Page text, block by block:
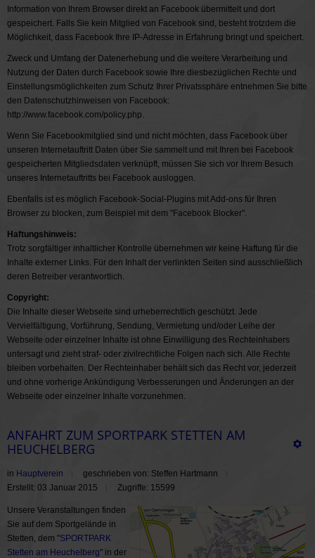
Information von Ihrem Browser direkt an Facebook übermittelt und dort
gespeichert. Falls Sie kein Mitglied von Facebook sind, besteht trotzdem die
Möglichkeit, dass Facebook Ihre IP-Adresse in Erfahrung bringt und speichert.
Zweck und Umfang der Datenerhebung und die weitere Verarbeitung und
Nutzung der Daten durch Facebook sowie Ihre diesbezüglichen Rechte und
Einstellungsmöglichkeiten zum Schutz Ihrer Privatssphäre entnehmen Sie bitte
den Datenschutzhinweisen von Facebook:
http://www.facebook.com/policy.php.
Wenn Sie Facebookmitglied sind und nicht möchten, dass Facebook über
unseren Internetauftritt Daten über Sie sammelt und mit Ihren bei Facebook
gespeicherten Mitgliedsdaten verknüpft, müssen Sie sich vor Ihrem Besuch
unseres Internetauftritts bei Facebook ausloggen.
Ebenfalls ist es möglich Facebook-Social-Plugins mit Add-ons für Ihren
Browser zu blocken, zum Beispiel mit dem "Facebook Blocker".
Haftungshinweis:
Trotz sorgfältiger inhaltlicher Kontrolle übernehmen wir keine Haftung für die
Inhalte externer Links. Für den Inhalt der verlinkten Seiten sind ausschließlich
deren Betreiber verantwortlich.
Copyright:
Die Inhalte dieser Webseite sind urheberrechtlich geschützt. Jede
Vervielfältigung, Vorführung, Sendung, Vermietung und/oder Leihe der
Webseite oder einzelner Inhalte ist ohne Einwilligung des Rechteinhabers
untersagt und zieht straf- oder zivilrechtliche Folgen nach sich. Alle Rechte
bleiben vorbehalten. Der Rechteinhaber behält sich das Recht vor, jederzeit
und ohne vorherige Ankündigung Verbesserungen und Änderungen an der
Webseite oder einzelner Inhalte vorzunehmen.
ANFAHRT ZUM SPORTPARK STETTEN AM
HEUCHELBERG
in Hauptverein
geschrieben von: Steffen Hartmann
Erstellt: 03 Januar 2015
Zugriffe: 15599
Unsere Veranstaltungen finden
Sie auf dem Sportgelände in
Stetten, dem "SPORTPARK
Stetten am Heuchelberg" in der